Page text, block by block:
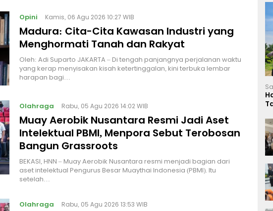
Opini Kamis, 06 Agu 2026 10:27 WIB
Madura: Cita-Cita Kawasan Industri yang
Menghormati Tanah dan Rakyat
Oleh: Adi Suparto JAKARTA – Di tengah panjangnya perjalanan waktu
yang kerap menyisakan kisah ketertinggalan, kini terbuka lembar
harapan bagi…
Olahraga Rabu, 05 Agu 2026 14:02 WIB
Muay Aerobik Nusantara Resmi Jadi Aset
Intelektual PBMI, Menpora Sebut Terobosan
Bangun Grassroots
BEKASI, HNN – Muay Aerobik Nusantara resmi menjadi bagian dari
aset intelektual Pengurus Besar Muaythai Indonesia (PBMI). Itu
setelah…
Olahraga Rabu, 05 Agu 2026 13:53 WIB